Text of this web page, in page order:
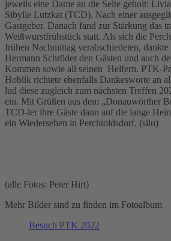
jeweils eine Dame an die Seite geholt:
Sibylle Lutzkat (TCD). Nach einer
Gastgeber. Danach fand zur Stärkung das
Weißwurstfrühstück statt. Als sich die
frühen Nachmittag verabschiedeten,
Hermann Schröder den Gästen und auch
Kommen sowie all seinen Helfern. PTK-
Hoblik richtete ebenfalls Dankesworte an
lud diese zugleich zum nächsten Treffen
ein. Mit Grüßen aus dem „Donauwörther
TCD-ler ihre Gäste dann auf die lange
ein Wiedersehen in Perchtoldsdorf. (silu)
(alle Fotos: Peter Hirt)
Mehr Bilder sind zu finden im Fotoalbum
Besuch PTK 2022